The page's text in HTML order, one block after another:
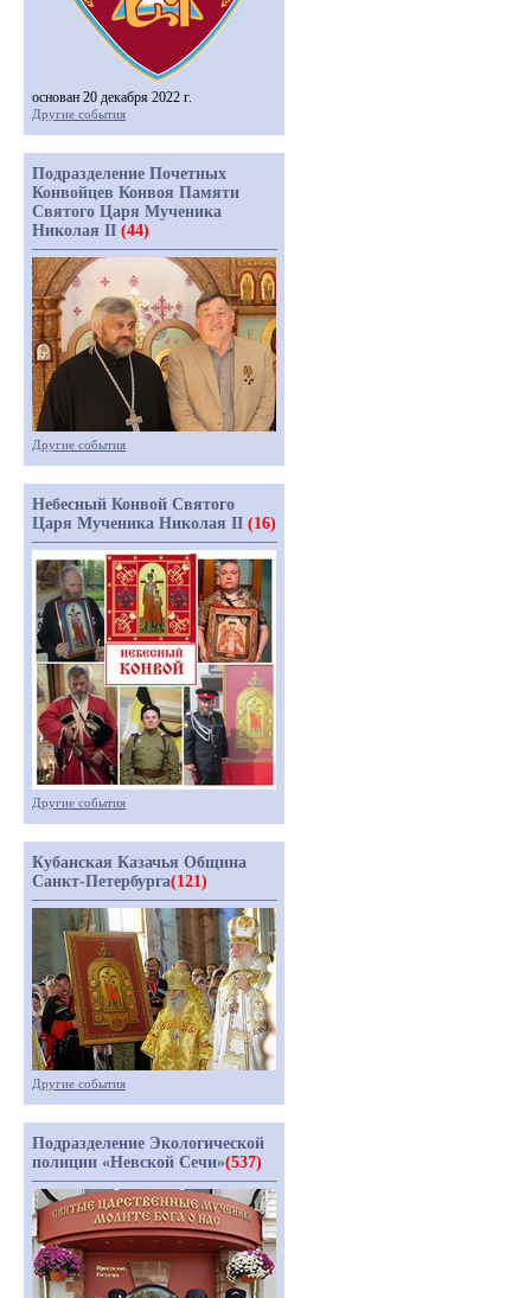
основан 20 декабря 2022 г.
Другие события
Подразделение Почетных
Конвойцев Конвоя Памяти
Святого Царя Мученика
Николая II (44)
Другие события
Небесный Конвой Святого
Царя Мученика Николая II (16)
Другие события
Кубанская Казачья Община
Санкт-Петербурга(121)
Другие события
Подразделение Экологической
полиции «Невской Сечи»(537)